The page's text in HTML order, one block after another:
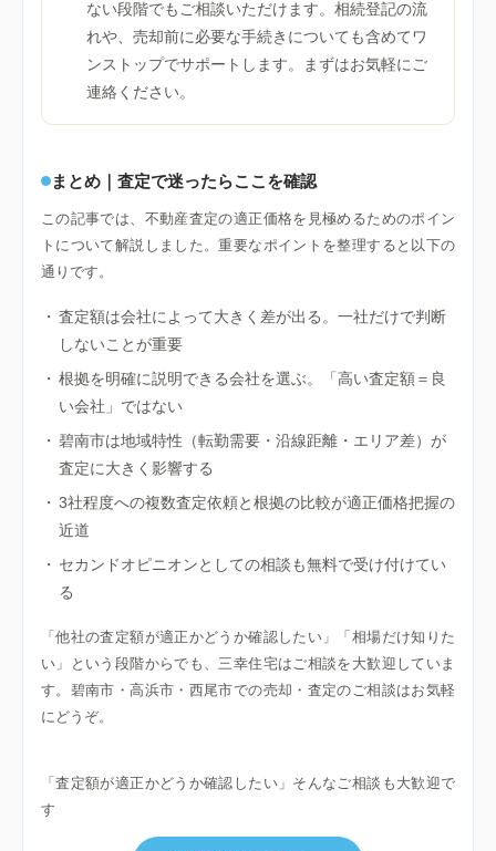
ない段階でもご相談いただけます。相続登記の流
れや、売却前に必要な手続きについても含めてワ
ンストップでサポートします。まずはお気軽にご
連絡ください。
まとめ｜査定で迷ったらここを確認
この記事では、不動産査定の適正価格を見極めるためのポイン
トについて解説しました。重要なポイントを整理すると以下の
通りです。
・ 査定額は会社によって大きく差が出る。一社だけで判断
しないことが重要
・ 根拠を明確に説明できる会社を選ぶ。「高い査定額＝良
い会社」ではない
・ 碧南市は地域特性（転勤需要・沿線距離・エリア差）が
査定に大きく影響する
・ 3社程度への複数査定依頼と根拠の比較が適正価格把握の
近道
・ セカンドオピニオンとしての相談も無料で受け付けてい
る
「他社の査定額が適正かどうか確認したい」「相場だけ知りた
い」という段階からでも、三幸住宅はご相談を大歓迎していま
す。碧南市・高浜市・西尾市での売却・査定のご相談はお気軽
にどうぞ。
「査定額が適正かどうか確認したい」そんなご相談も大歓迎で
す